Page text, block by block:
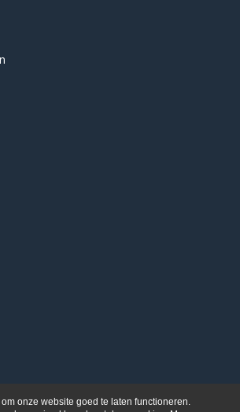
onze website goed te laten functioneren.